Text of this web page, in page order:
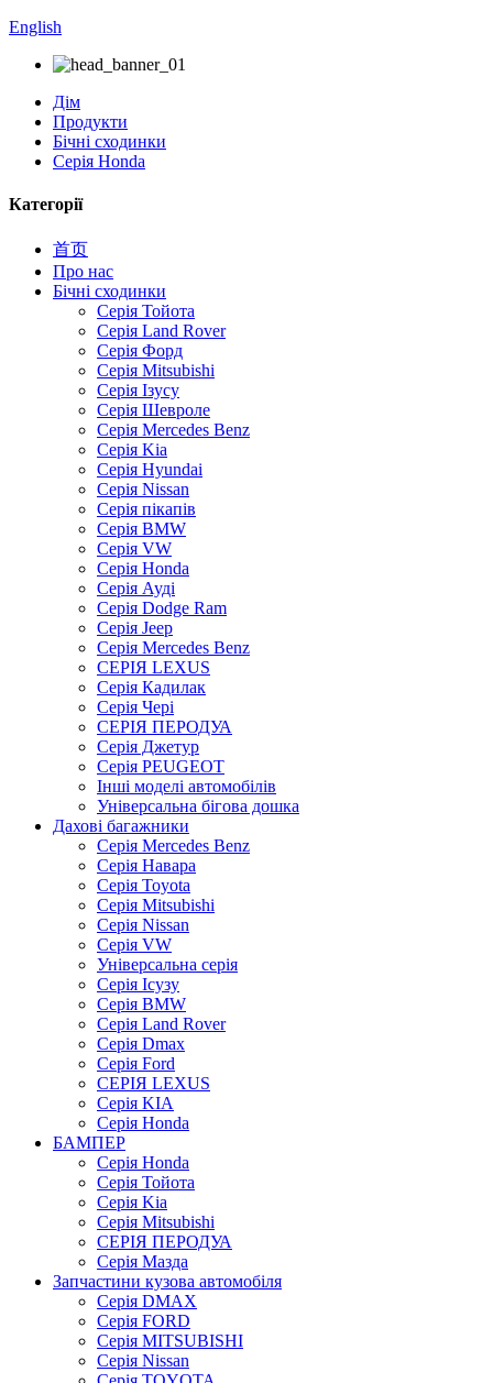
English
Дім
Продукти
Бічні сходинки
Серія Honda
Категорії
首页
Про нас
Бічні сходинки
Серія Тойота
Серія Land Rover
Серія Форд
Серія Mitsubishi
Серія Ізусу
Серія Шевроле
Серія Mercedes Benz
Серія Kia
Серія Hyundai
Серія Nissan
Серія пікапів
Серія BMW
Серія VW
Серія Honda
Серія Ауді
Серія Dodge Ram
Серія Jeep
Серія Mercedes Benz
СЕРІЯ LEXUS
Серія Кадилак
Серія Чері
СЕРІЯ ПЕРОДУА
Серія Джетур
Серія PEUGEOT
Інші моделі автомобілів
Універсальна бігова дошка
Дахові багажники
Серія Mercedes Benz
Серія Навара
Серія Toyota
Серія Mitsubishi
Серія Nissan
Серія VW
Універсальна серія
Серія Ісузу
Серія BMW
Серія Land Rover
Серія Dmax
Серія Ford
СЕРІЯ LEXUS
Серія KIA
Серія Honda
БАМПЕР
Серія Honda
Серія Тойота
Серія Kia
Серія Mitsubishi
СЕРІЯ ПЕРОДУА
Серія Мазда
Запчастини кузова автомобіля
Серія DMAX
Серія FORD
Серія MITSUBISHI
Серія Nissan